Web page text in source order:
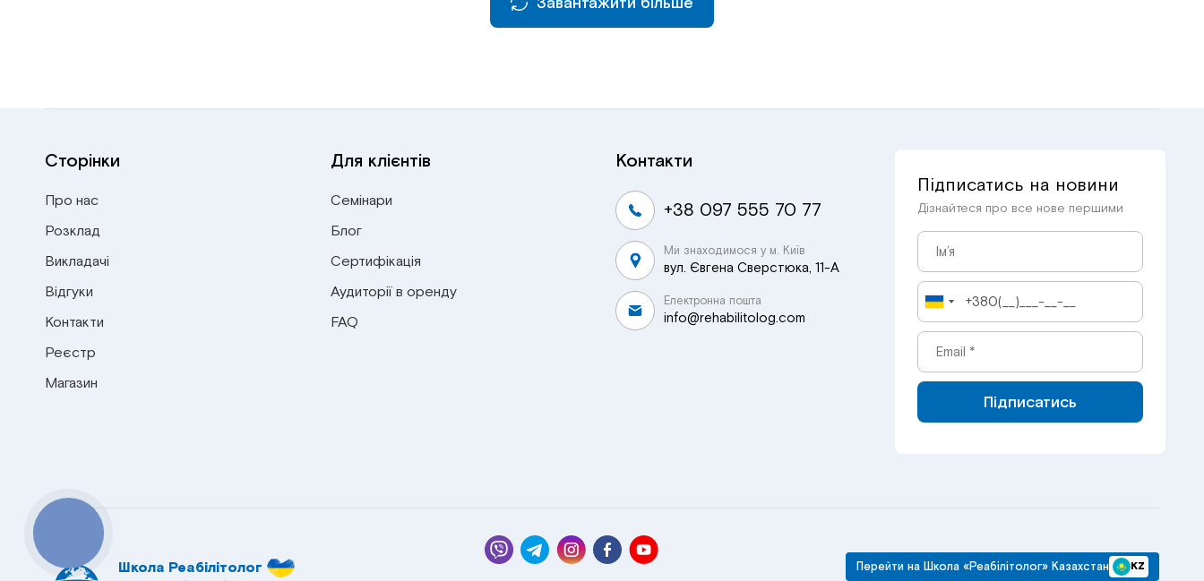
Сторінки
Про нас
Розклад
Викладачі
Відгуки
Контакти
Реєстр
Магазин
Для клієнтів
Семінари
Блог
Сертифікація
Аудиторії в оренду
FAQ
Контакти
+38 097 555 70 77
Ми знаходимося у м. Київ
вул. Євгена Сверстюка, 11-А
Електронна пошта
info@rehabilitolog.com
Підписатись на новини
Дізнайтеся про все нове першими
Підписатись
Школа Реабілітолог Перейти на Школа «Реабілітолог» Казахстан KZ